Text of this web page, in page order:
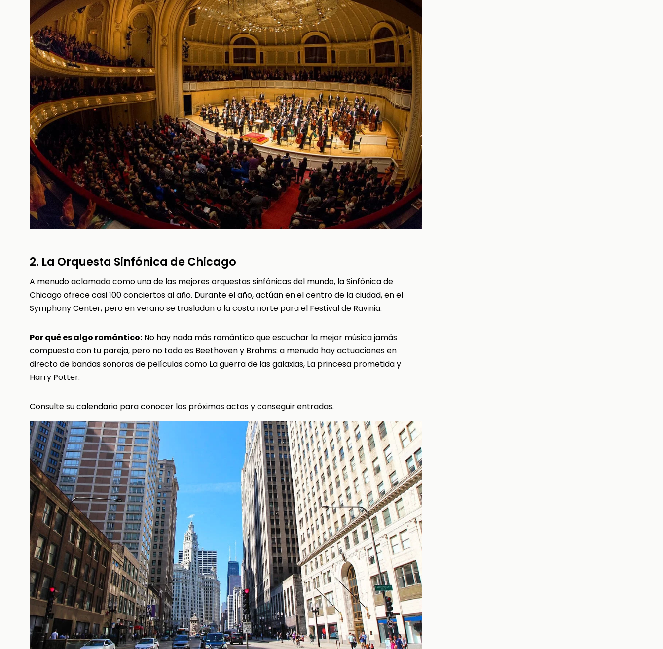
2. La Orquesta Sinfónica de Chicago
A menudo aclamada como una de las mejores orquestas sinfónicas del mundo, la Sinfónica de
Chicago ofrece casi 100 conciertos al año. Durante el año, actúan en el centro de la ciudad, en el
Symphony Center, pero en verano se trasladan a la costa norte para el Festival de Ravinia.
Por qué es algo romántico: No hay nada más romántico que escuchar la mejor música jamás
compuesta con tu pareja, pero no todo es Beethoven y Brahms: a menudo hay actuaciones en
directo de bandas sonoras de películas como La guerra de las galaxias, La princesa prometida y
Harry Potter.
Consulte su calendario para conocer los próximos actos y conseguir entradas.